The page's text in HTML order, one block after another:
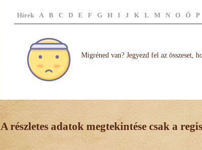
Hírek A B C D E F G H I J K L M N O Ö P
Migréned van? Jegyezd fel az összeset,
A részletes adatok megtekintése csak a